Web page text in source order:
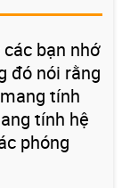
bạn nhớ
đó nói rằng
tính
tính hệ
phóng